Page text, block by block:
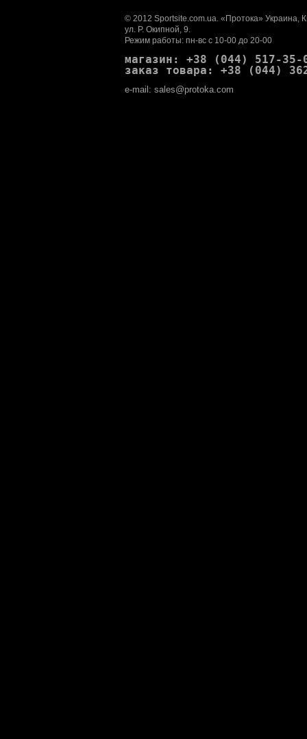
© 2012 Sportsite.com.ua. «Протока» Украина,
ул. Р. Окипной, 9.
Режим работы: пн-вс с 10-00 до 20-00
магазин: +38 (044) 517-35-
заказ товара: +38 (044)
e-mail: sales@protoka.com